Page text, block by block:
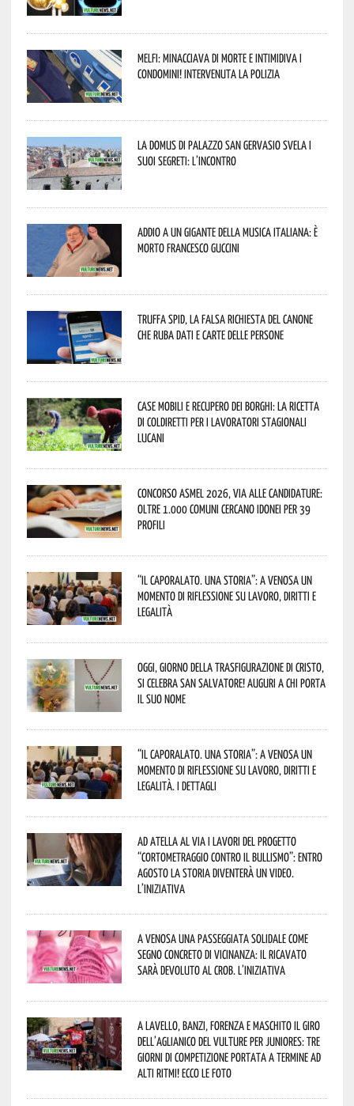
Melfi: minacciava di morte e intimidiva i
condomini! Intervenuta la Polizia
La Domus di Palazzo San Gervasio svela i
suoi segreti: l’incontro
Addio a un gigante della musica italiana: è
morto Francesco Guccini
Truffa Spid, la falsa richiesta del canone
che ruba dati e carte delle persone
Case mobili e recupero dei borghi: la ricetta
di Coldiretti per i lavoratori stagionali
lucani
Concorso Asmel 2026, via alle candidature:
oltre 1.000 Comuni cercano idonei per 39
profili
“Il caporalato. Una storia”: a Venosa un
momento di riflessione su lavoro, diritti e
legalità
Oggi, giorno della Trasfigurazione di Cristo,
si celebra San Salvatore! Auguri a chi porta
il suo nome
“Il caporalato. Una storia”: a Venosa un
momento di riflessione su lavoro, diritti e
legalità. I dettagli
Ad Atella al via i lavori del progetto
“Cortometraggio contro il bullismo”: entro
agosto la storia diventerà un video.
L’iniziativa
A Venosa una passeggiata solidale come
segno concreto di vicinanza: il ricavato
sarà devoluto al CROB. L’iniziativa
A Lavello, Banzi, Forenza e Maschito il Giro
dell’Aglianico del Vulture per juniores: tre
giorni di competizione portata a termine ad
alti ritmi! Ecco le foto